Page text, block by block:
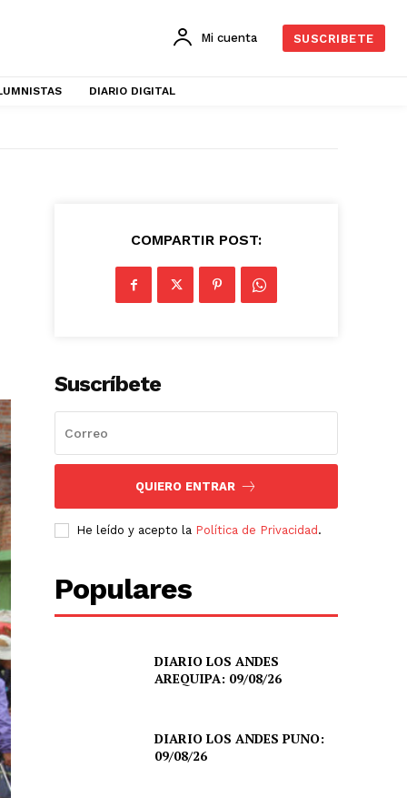
Mi cuenta SUSCRIBETE
DIARIO DIGITAL
COMPARTIR POST:
Suscríbete
QUIERO ENTRAR
He leído y acepto la Política de Privacidad .
Populares
DIARIO LOS ANDES
AREQUIPA: 09/08/26
DIARIO LOS ANDES PUNO:
09/08/26